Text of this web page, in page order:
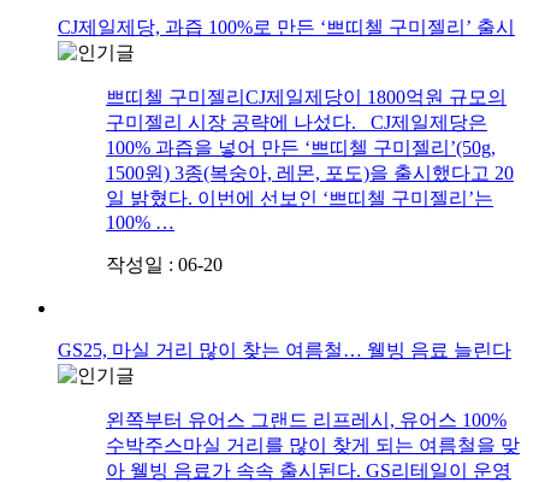
CJ제일제당, 과즙 100%로 만든 ‘쁘띠첼 구미젤리’ 출시
쁘띠첼 구미젤리CJ제일제당이 1800억원 규모의
구미젤리 시장 공략에 나섰다. CJ제일제당은
100% 과즙을 넣어 만든 ‘쁘띠첼 구미젤리’(50g,
1500원) 3종(복숭아, 레몬, 포도)을 출시했다고 20
일 밝혔다. 이번에 선보인 ‘쁘띠첼 구미젤리’는
100% …
작성일 : 06-20
GS25, 마실 거리 많이 찾는 여름철… 웰빙 음료 늘린다
왼쪽부터 유어스 그랜드 리프레시, 유어스 100%
수박주스마실 거리를 많이 찾게 되는 여름철을 맞
아 웰빙 음료가 속속 출시된다. GS리테일이 운영